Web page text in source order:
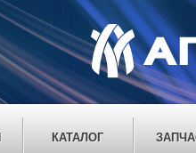
КАТАЛОГ